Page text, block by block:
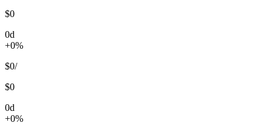
$0
0d
+0%
$0/
$0
0d
+0%